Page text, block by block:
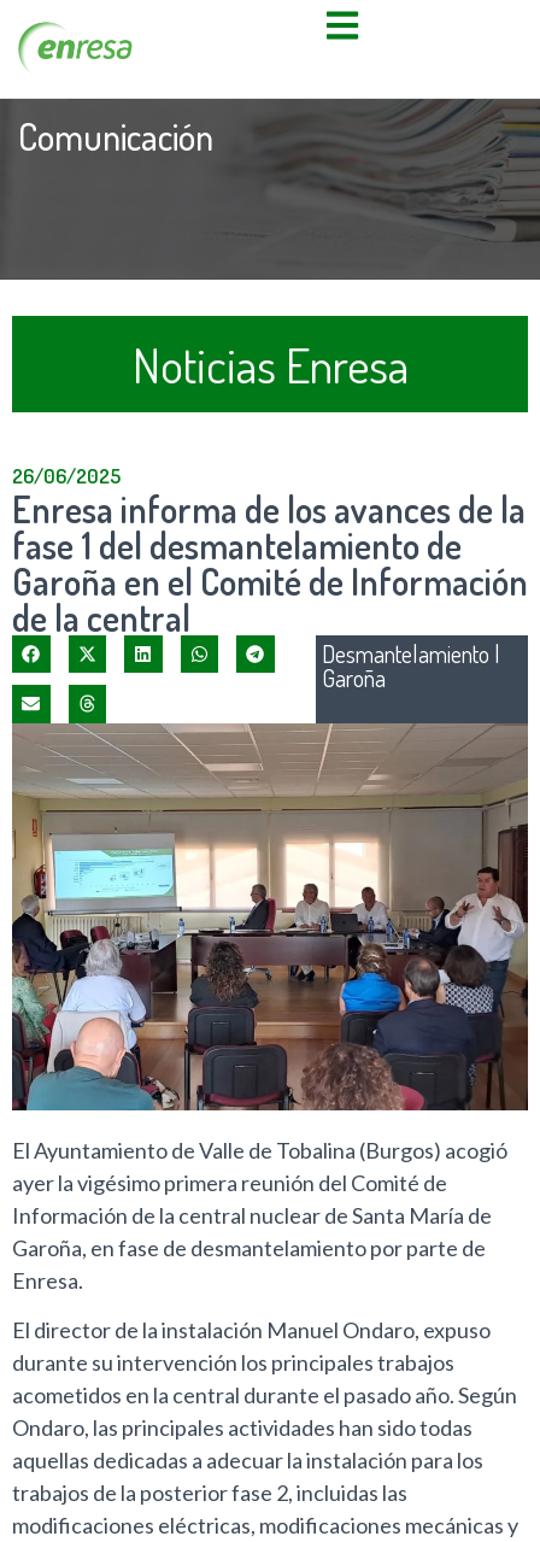
Comunicación
Noticias Enresa
26/06/2025
Enresa informa de los avances de la
fase 1 del desmantelamiento de
Garoña en el Comité de Información
de la central
Desmantelamiento |
Garoña
El Ayuntamiento de Valle de Tobalina (Burgos) acogió
ayer la vigésimo primera reunión del Comité de
Información de la central nuclear de Santa María de
Garoña, en fase de desmantelamiento por parte de
Enresa.
El director de la instalación Manuel Ondaro, expuso
durante su intervención los principales trabajos
acometidos en la central durante el pasado año. Según
Ondaro, las principales actividades han sido todas
aquellas dedicadas a adecuar la instalación para los
trabajos de la posterior fase 2, incluidas las
modificaciones eléctricas, modificaciones mecánicas y